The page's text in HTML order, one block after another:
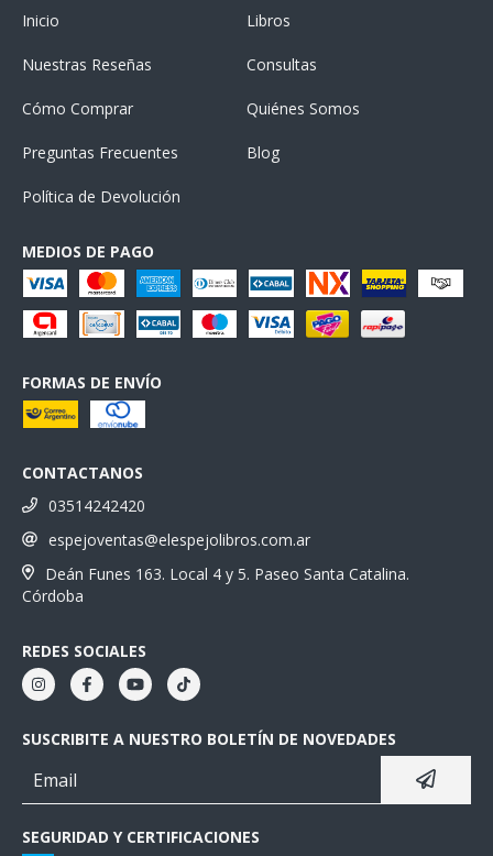
Inicio
Libros
Nuestras Reseñas Consultas
Cómo Comprar Quiénes Somos
Preguntas Frecuentes Blog
Política de Devolución
MEDIOS DE PAGO
FORMAS DE ENVÍO
CONTACTANOS
03514242420
espejoventas@elespejolibros.com.ar
Deán Funes 163. Local 4 y 5. Paseo Santa Catalina.
Córdoba
REDES SOCIALES
SUSCRIBITE A NUESTRO BOLETÍN DE NOVEDADES
SEGURIDAD Y CERTIFICACIONES